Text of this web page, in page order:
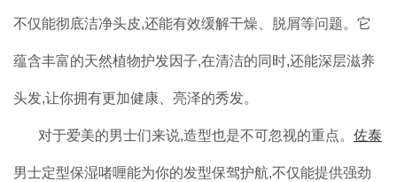
不仅能彻底洁净头皮,还能有效缓解干燥、脱屑等问题。它
蕴含丰富的天然植物护发因子,在清洁的同时,还能深层滋养
头发,让你拥有更加健康、亮泽的秀发。
对于爱美的男士们来说,造型也是不可忽视的重点。 佐泰
男士定型保湿啫喱能为你的发型保驾护航,不仅能提供强劲